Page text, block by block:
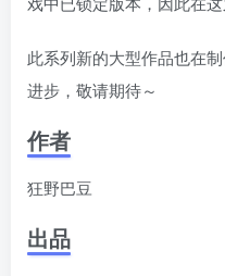
此系列新的大型作品也在󠄹󠅀󠄪󠄢󠄡󠄦󠄞󠄧󠄣󠄞󠄢󠄡󠄧󠄞󠄡󠄣󠅬󠅅󠅃󠄵󠅂󠄪󠅗󠅥󠅕󠅣󠅤󠅬󠅄󠄹󠄽󠄵󠄪󠄢󠄠󠄢󠄦󠄝󠄠󠄨󠄝󠄠󠄦󠄐󠄠󠄦󠄪󠄣󠄩󠄪󠄠󠄢󠅬󠇓󠅰󠆀󠅄󠄹󠅄󠄱󠄹󠄻󠄵󠇓󠅰󠆁󠅄󠇕󠆔󠆚󠇗󠆗󠆁󠇗󠆭󠆁󠄐󠇗󠅹󠅸󠇖󠆍󠅳󠇖󠅹󠅰󠇖󠆌󠅹
进步，敬请期待～
作者
狂野巴豆
出品